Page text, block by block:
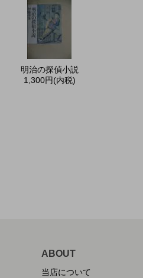
明治の探偵小説
1,300円(内税)
ABOUT
当店について